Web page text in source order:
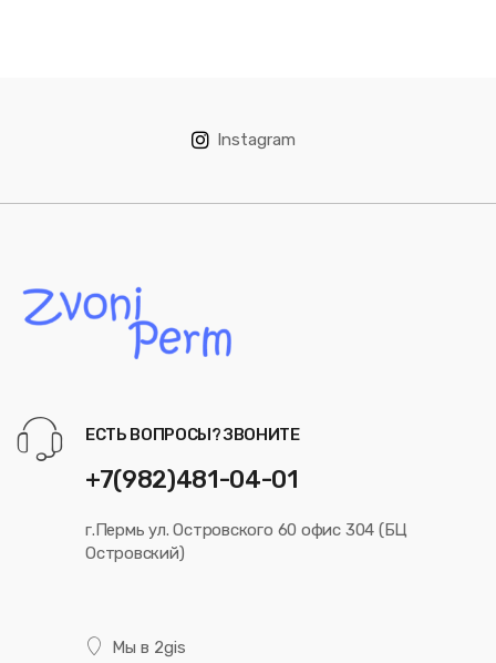
Instagram
ЕСТЬ ВОПРОСЫ? ЗВОНИТЕ
+7(982)481-04-01
г.Пермь ул. Островского 60 офис 304 (БЦ
Островский)
Мы в 2gis